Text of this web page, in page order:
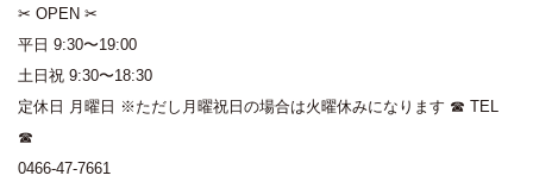
✂︎ OPEN ✂︎
平日 9:30〜19:00
土日祝 9:30〜18:30
定休日 月曜日 ※ただし月曜祝日の場合は火曜休みになります ☎︎ TEL
☎︎
0466-47-7661